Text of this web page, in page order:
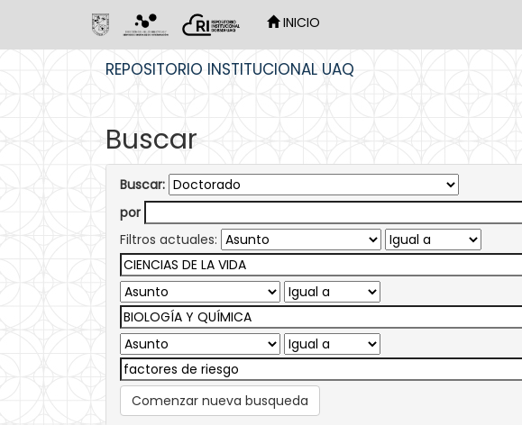
INICIO
REPOSITORIO INSTITUCIONAL UAQ
Buscar
Buscar:
por
Filtros actuales:
Comenzar nueva busqueda